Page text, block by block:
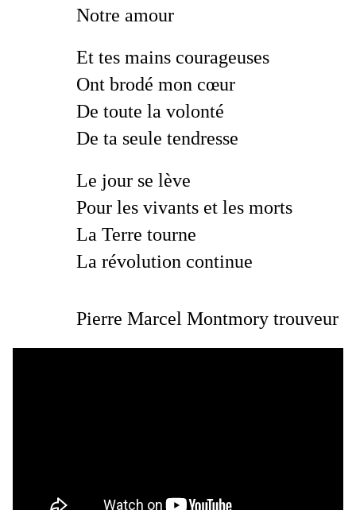
Notre amour
Et tes mains courageuses
Ont brodé mon cœur
De toute la volonté
De ta seule tendresse
Le jour se lève
Pour les vivants et les morts
La Terre tourne
La révolution continue
Pierre Marcel Montmory trouveur